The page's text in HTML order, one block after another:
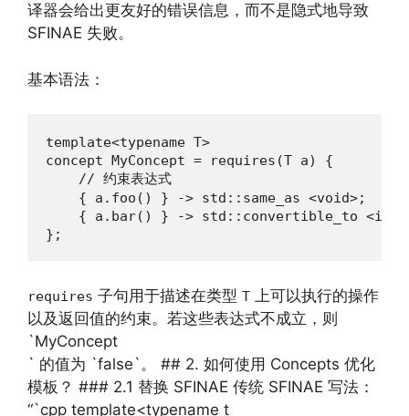
译器会给出更友好的错误信息，而不是隐式地导致
SFINAE 失败。
基本语法：
template<typename T>
concept MyConcept = requires(T a) {
    // 约束表达式
    { a.foo() } -> std::same_as <void>;
{ a.bar() } -> std::convertible_to
};
requires 子句用于描述在类型 T 上可以执行的操作
以及返回值的约束。若这些表达式不成立，则
`MyConcept
` 的值为 `false`。 ## 2. 如何使用 Concepts 优化
模板？ ### 2.1 替换 SFINAE 传统 SFINAE 写法：
“`cpp template<typename t